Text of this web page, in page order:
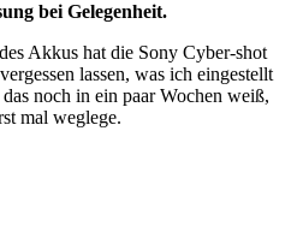
bei Gelegenheit.
Akkus hat die Sony Cyber-shot
lassen, was ich eingestellt
noch in ein paar Wochen weiß,
mal weglege.